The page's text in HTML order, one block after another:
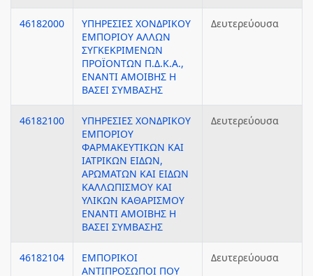
46182000
ΥΠΗΡΕΣΙΕΣ ΧΟΝΔΡΙΚΟΥ
ΕΜΠΟΡΙΟΥ ΑΛΛΩΝ
ΣΥΓΚΕΚΡΙΜΕΝΩΝ
ΠΡΟΪΟΝΤΩΝ Π.Δ.Κ.Α.,
ΕΝΑΝΤΙ ΑΜΟΙΒΗΣ Η
ΒΑΣΕΙ ΣΥΜΒΑΣΗΣ
Δευτερεύουσα
46182100
ΥΠΗΡΕΣΙΕΣ ΧΟΝΔΡΙΚΟΥ
ΕΜΠΟΡΙΟΥ
ΦΑΡΜΑΚΕΥΤΙΚΩΝ ΚΑΙ
ΙΑΤΡΙΚΩΝ ΕΙΔΩΝ,
ΑΡΩΜΑΤΩΝ ΚΑΙ ΕΙΔΩΝ
ΚΑΛΛΩΠΙΣΜΟΥ ΚΑΙ
ΥΛΙΚΩΝ ΚΑΘΑΡΙΣΜΟΥ
ΕΝΑΝΤΙ ΑΜΟΙΒΗΣ Η
ΒΑΣΕΙ ΣΥΜΒΑΣΗΣ
Δευτερεύουσα
46182104
ΕΜΠΟΡΙΚΟΙ
ΑΝΤΙΠΡΟΣΩΠΟΙ ΠΟΥ
Δευτερεύουσα